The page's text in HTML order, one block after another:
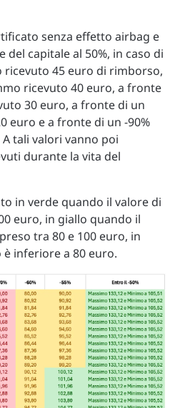
senza effetto airbag e
capitale al 50%, in caso di
ricevuto 45 euro di rimborso,
ricevuto 40 euro, a fronte
30 euro, a fronte di un
euro e a fronte di un -90%
tali valori vanno poi
durante la vita del
in verde quando il valore di
euro, in giallo quando il
tra 80 e 100 euro, in
inferiore a 80 euro.